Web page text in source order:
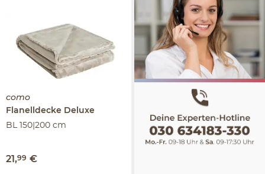
como
Flanelldecke Deluxe
BL 150|200 cm
21,99 €